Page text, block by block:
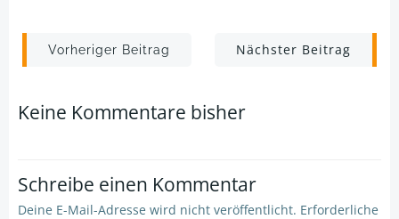
Post
navigation
Vorheriger Beitrag
Post
navigation
Nächster Beitrag
Keine Kommentare bisher
Schreibe einen Kommentar
Deine E-Mail-Adresse wird nicht veröffentlicht. Erforderliche